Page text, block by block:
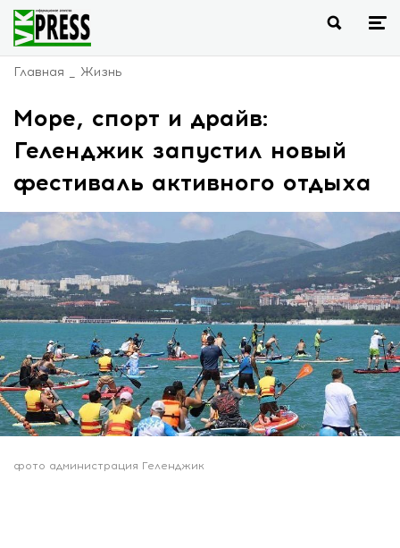
Главная Жизнь
Море, спорт и драйв:
Геленджик запустил новый
фестиваль активного отдыха
фото администрация Геленджик